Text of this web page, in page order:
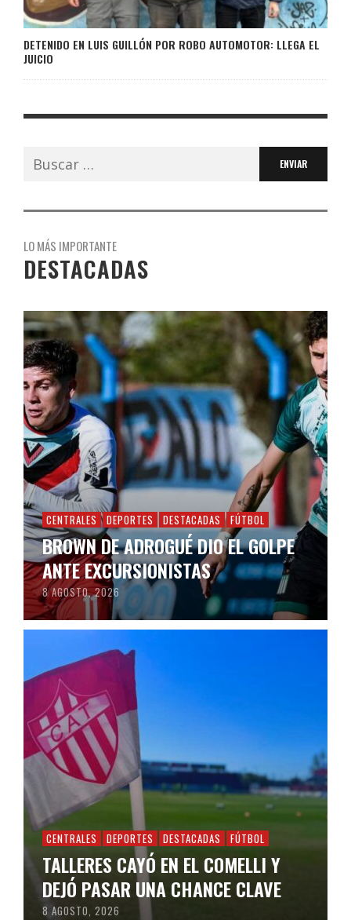
DETENIDO EN LUIS GUILLÓN POR ROBO AUTOMOTOR: LLEGA EL
JUICIO
Buscar:
LO MÁS IMPORTANTE
DESTACADAS
CENTRALES DEPORTES DESTACADAS FÚTBOL
BROWN DE ADROGUÉ DIO EL GOLPE
ANTE EXCURSIONISTAS
8 AGOSTO, 2026
CENTRALES DEPORTES DESTACADAS FÚTBOL
TALLERES CAYÓ EN EL COMELLI Y
DEJÓ PASAR UNA CHANCE CLAVE
8 AGOSTO, 2026